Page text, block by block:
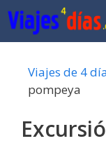
Saltar
al
contenido
Viajes de 4
pompeya